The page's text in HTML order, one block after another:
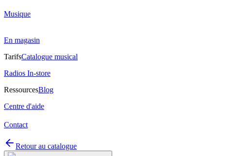
Musique
En magasin
TarifsCatalogue musical
Radios In-store
RessourcesBlog
Centre d'aide
Contact
Retour au catalogue